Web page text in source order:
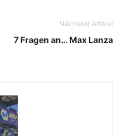
Nächster Artikel
7 Fragen an… Max Lanza